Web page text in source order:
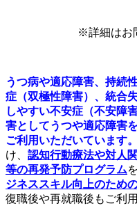
※詳細はお
うつ病や適応障害、持続
症（双極性障害）、統合
しやすい不安症（不安障
害としてうつや適応障害
ご利用いただいています。
け、 認知行動療法や対人
等の再発予防プログラム
ジネススキル向上のため
復職後や再就職後もご利